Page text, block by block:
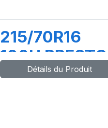
215/70R16
100H PRESTO
Détails du Produit